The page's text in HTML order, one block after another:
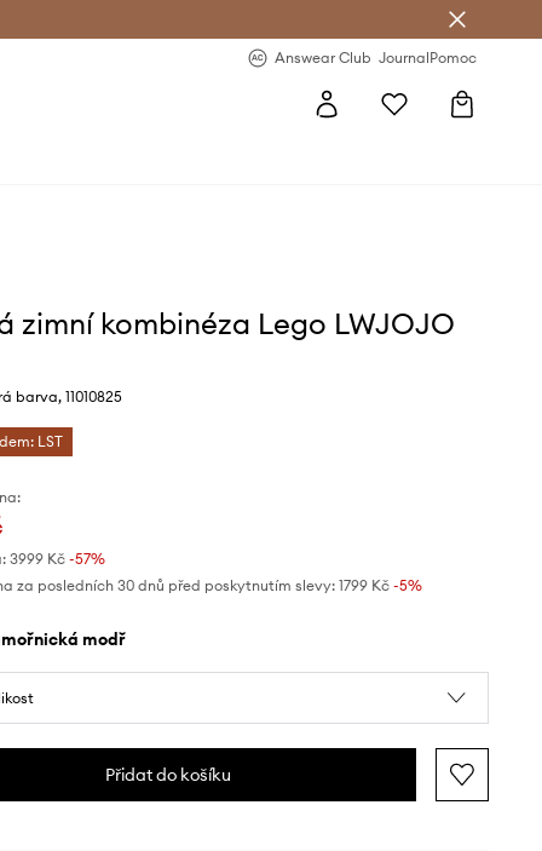
Answear Club JournalPomoc
zimní kombinéza Lego LWJOJO
barva, 11010825
LST
3999 Kč-57%
za posledních 30 dnů před poskytnutím slevy: 1799 Kč -5%
modř
Přidat do košíku